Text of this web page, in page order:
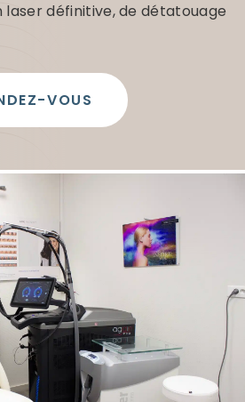
laser définitive, de détatouage
VOUS